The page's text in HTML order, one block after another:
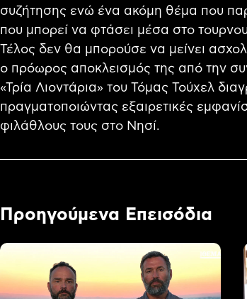
συζήτησης ενώ ένα ακόμη θέμα που
που μπορεί να φτάσει μέσα στο
Τέλος δεν θα μπορούσε να μείνει
ο πρόωρος αποκλεισμός της από την
«Τρία Λιοντάρια» του Τόμας Τούχελ
πραγματοποιώντας εξαιρετικές
φιλάθλους τους στο Νησί.
Προηγούμενα Επεισόδια